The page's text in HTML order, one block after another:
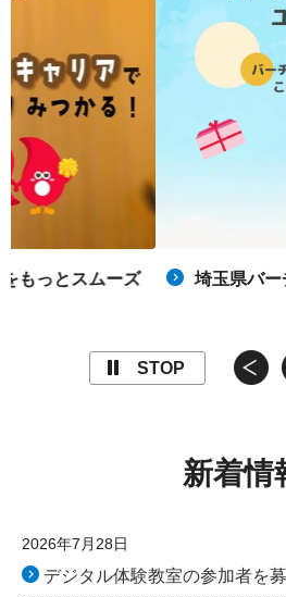
STOP
埼玉県バーチャルユースセン
新着情
2026年7月28日
デジタル体験教室の参加者を